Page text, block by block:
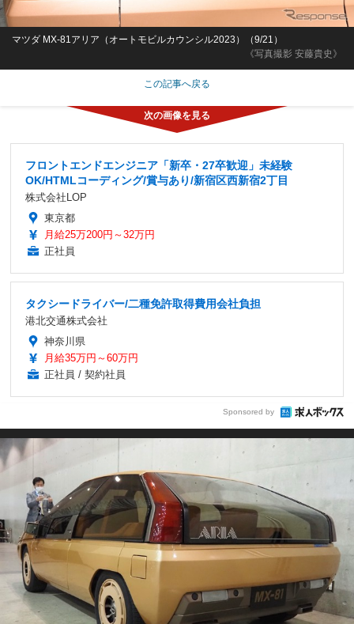
《写真撮影 安藤貴史》
マツダ MX-81アリア（オートモビルカウンシル2023）（9/21）
この記事へ戻る
フロントエンドエンジニア「新卒・27卒歓迎」未経験
OK/HTMLコーディング/賞与あり/新宿区西新宿2丁目
株式会社LOP
東京都
月給25万200円～32万円
正社員
タクシードライバー/二種免許取得費用会社負担
港北交通株式会社
神奈川県
月給35万円～60万円
正社員 / 契約社員
Sponsored by